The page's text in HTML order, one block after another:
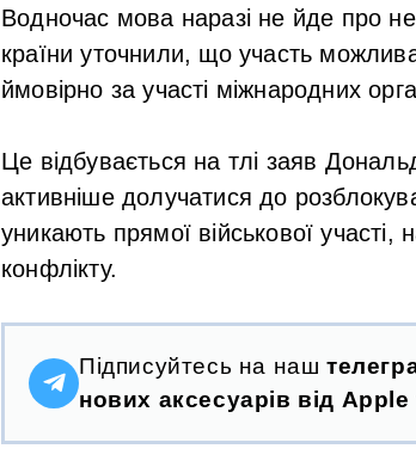
Водночас мова наразі не йде про
країни уточнили, що участь
ймовірно за участі міжнародних
Це відбувається на тлі заяв
активніше долучатися до
уникають прямої військової
конфлікту.
Підписуйтесь на наш
нових аксесуарів від